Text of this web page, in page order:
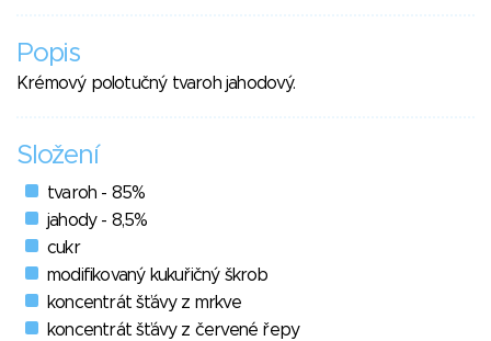
Popis
Krémový polotučný tvaroh jahodový.
Složení
tvaroh - 85%
jahody - 8,5%
cukr
modifikovaný kukuřičný škrob
koncentrát šťávy z mrkve
koncentrát šťávy z červené řepy